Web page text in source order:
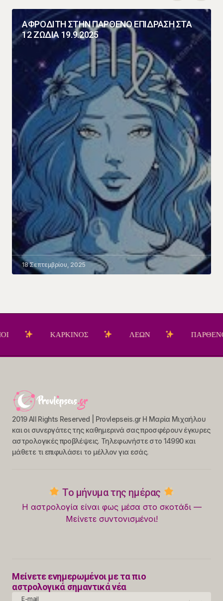
ΑΦΡΟΔΙΤΗ ΣΤΗΝ ΠΑΡΘΕΝΟ ΕΠΙΔΡΑΣΗ ΣΤΑ
12 ΖΩΔΙΑ 19.9.2025
18 Σεπτεμβρίου, 2025
ΚΑΡΚΙΝΟΣ ΛΕΩΝ ΠΑΡΘΕΝΟΣ
2019 All Rights Reserved | Provlepseis.gr Η Μαρία Μιχαήλου
και οι συνεργάτες της καθημερινά σας προσφέρουν έγκυρες
αστρολογικές προβλέψεις. Τηλεφωνήστε στο 14990 και
μάθετε τι επιφυλάσει το μέλλον για εσάς.
Το μήνυμα της ημέρας
Η αστρολογία είναι φως μέσα στο σκοτάδι —
Μείνετε συντονισμένοι!
Μείνετε ενημερωμένοι με τα πιο
αστρολογικά σημαντικά νέα
E-mail